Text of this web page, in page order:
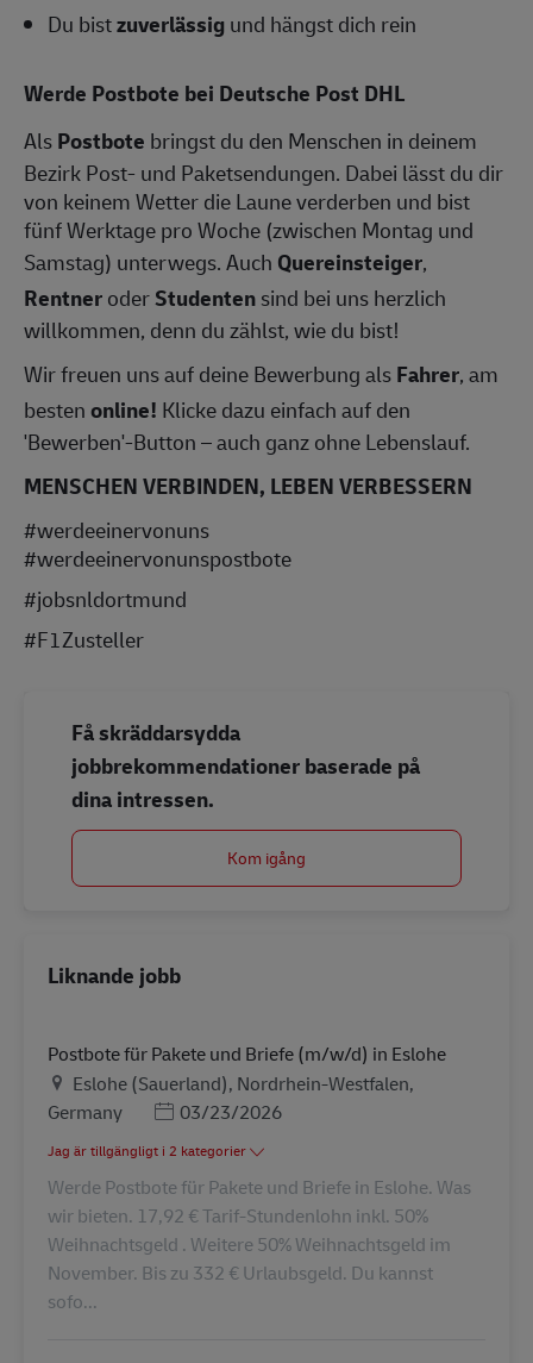
Du bistzuverlässigund hängst dich rein
Werde Postbote bei Deutsche Post DHL
AlsPostbote bringst du den Menschen in deinem
Bezirk Post- und Paketsendungen. Dabei lässt du dir
von keinem Wetter die Laune verderben und bist
fünf Werktage pro Woche (zwischen Montag und
Samstag) unterwegs. Auch Quereinsteiger,
RentneroderStudentensind bei uns herzlich
willkommen, denn du zählst, wie du bist!
Wir freuen uns auf deine Bewerbung alsFahrer, am
bestenonline! Klicke dazu einfach auf den
'Bewerben'-Button – auch ganz ohne Lebenslauf.
MENSCHEN VERBINDEN, LEBEN VERBESSERN
#werdeeinervonuns
#werdeeinervonunspostbote
#jobsnldortmund
#F1Zusteller
Få skräddarsydda
jobbrekommendationer baserade på
dina intressen.
Kom igång
Liknande jobb
Postbote für Pakete und Briefe (m/w/d) in Eslohe
PlatsEslohe (Sauerland), Nordrhein-Westfalen,
Germany
Posted Date
03/23/2026
Jag är tillgängligt i 2 kategorier
Werde Postbote für Pakete und Briefe in Eslohe. Was
wir bieten. 17,92 € Tarif-Stundenlohn inkl. 50%
Weihnachtsgeld . Weitere 50% Weihnachtsgeld im
November. Bis zu 332 € Urlaubsgeld. Du kannst
sofo...